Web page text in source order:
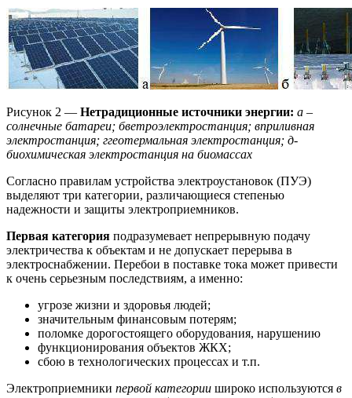
Рисунок 2 — Нетрадиционные источники энергии: а –
солнечные батареи; бветроэлектростанция; вприливная
электростанция; ггеотермальная электростанция; д-
биохимическая электростанция на биомассах
Согласно правилам устройства электроустановок (ПУЭ)
выделяют три категории, различающиеся степенью
надежности и защиты электроприемников.
Первая категория подразумевает непрерывную подачу
электричества к объектам и не допускает перерыва в
электроснабжении. Перебои в поставке тока может привести
к очень серьезным последствиям, а именно:
угрозе жизни и здоровья людей;
значительным финансовым потерям;
поломке дорогостоящего оборудования, нарушению
функционирования объектов ЖКХ;
сбою в технологических процессах и т.п.
Электроприемники первой категории широко используются в